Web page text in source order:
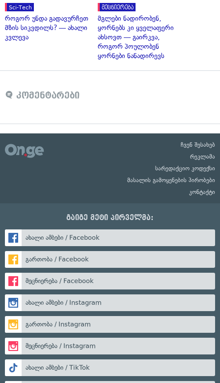
Sci-Tech
როგორ უნდა გადავურჩეთ
მზის სიკვდილს? — ახალი
კვლევა
მეცნიერება
მგლები ნადირობენ,
ყორნებს კი ყველაფერი
ახსოვთ — გაირკვა,
როგორ პოულობენ
ყორნები ნანადირევს
კომენტარები
ჩვენ შესახებ
რეკლამა
სარედაქციო კოდექსი
მასალის გამოყენების პირობები
კონტაქტი
გაიგე მეტი პირველმა:
ახალი ამბები / Facebook
გართობა / Facebook
მეცნიერება / Facebook
ახალი ამბები / Instagram
გართობა / Instagram
მეცნიერება / Instagram
ახალი ამბები / TikTok